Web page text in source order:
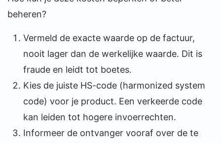
beheren?
Vermeld de exacte waarde op de factuur,
nooit lager dan de werkelijke waarde. Dit is
fraude en leidt tot boetes.
Kies de juiste HS-code (harmonized system
code) voor je product. Een verkeerde code
kan leiden tot hogere invoerrechten.
Informeer de ontvanger vooraf over de te